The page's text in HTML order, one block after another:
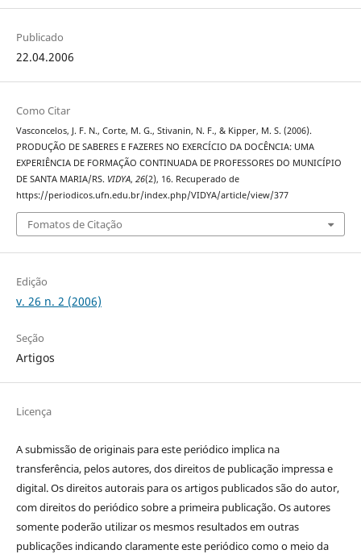
Publicado
22.04.2006
Como Citar
Vasconcelos, J. F. N., Corte, M. G., Stivanin, N. F., & Kipper, M. S. (2006).
PRODUÇÃO DE SABERES E FAZERES NO EXERCÍCIO DA DOCÊNCIA: UMA
EXPERIÊNCIA DE FORMAÇÃO CONTINUADA DE PROFESSORES DO MUNICÍPIO
DE SANTA MARIA/RS. VIDYA, 26(2), 16. Recuperado de
https://periodicos.ufn.edu.br/index.php/VIDYA/article/view/377
Fomatos de Citação
Edição
v. 26 n. 2 (2006)
Seção
Artigos
Licença
A submissão de originais para este periódico implica na
transferência, pelos autores, dos direitos de publicação impressa e
digital. Os direitos autorais para os artigos publicados são do autor,
com direitos do periódico sobre a primeira publicação. Os autores
somente poderão utilizar os mesmos resultados em outras
publicações indicando claramente este periódico como o meio da